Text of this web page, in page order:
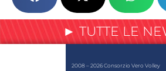
► TUTTE LE
2008 – 2026 Consorzio Vero Volley